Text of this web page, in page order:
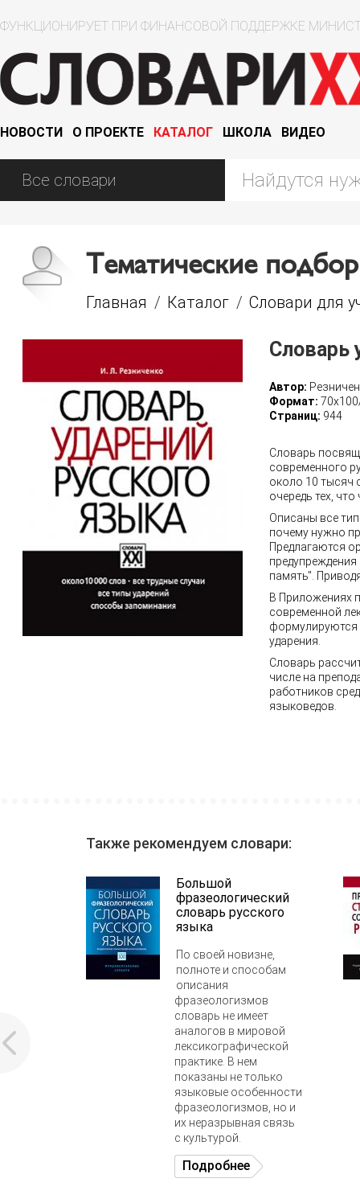
ФУНКЦИОНИРУЕТ ПРИ ФИНАНСОВОЙ ПОДДЕРЖКЕ
НОВОСТИ О ПРОЕКТЕ КАТАЛОГ ШКОЛА ВИДЕО
Тематические
Главная / Каталог / Словари для
Словарь
Автор:
Формат:
Страниц: 944
Словарь
современного
около 10 тысяч
очередь тех,
Описаны все
почему нужно
Предлагаются
память".
В Приложениях
современной
формулируются
ударения.
Словарь
числе на
работников
языковедов.
Также рекомендуем словари:
Большой
фразеологический
словарь русского
языка
По своей новизне,
полноте и способам
описания
фразеологизмов
словарь не имеет
аналогов в мировой
лексикографической
практике. В нем
показаны не только
языковые особенности
фразеологизмов, но и
их неразрывная связь
с культурой.
Подробнее